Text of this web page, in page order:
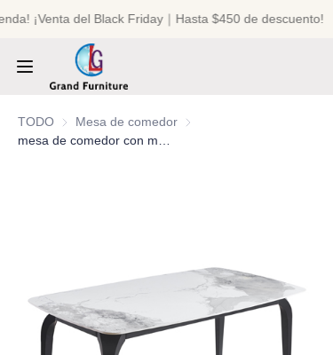
¡Venta del Black Friday｜Hasta $450 de descuento!
TODO
Mesa de comedor Mesa de comedor
PRODUCTOS
CONTÁCTANOS